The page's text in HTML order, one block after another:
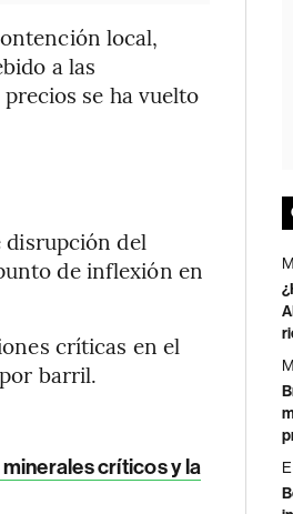
local,
a las
se ha vuelto
disrupción del
de inflexión en
críticas en el
barril.
críticos y la